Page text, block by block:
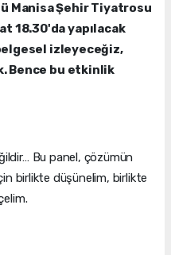
Manisa Şehir Tiyatrosu
18.30'da yapılacak
izleyeceğiz,
Bence bu etkinlik
Bu panel, çözümün
birlikte düşünelim, birlikte